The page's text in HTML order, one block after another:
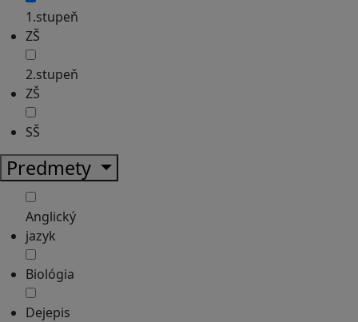
1.stupeň
ZŠ
2.stupeň
ZŠ
SŠ
Predmety
Anglický
jazyk
Biológia
Dejepis